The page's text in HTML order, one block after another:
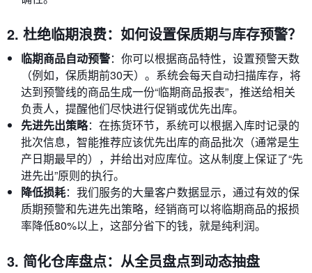
2. 杜绝临期浪费：如何设置保质期与库存预警？
临期商品自动预警：你可以根据商品特性，设置预警天数
（例如，保质期前30天）。系统会每天自动扫描库存，将
达到预警线的商品生成一份“临期商品报表”，推送给相关
负责人，提醒他们尽快进行促销或优先出库。
先进先出策略：在拣货环节，系统可以根据入库时记录的
批次信息，智能推荐应该优先出库的商品批次（通常是生
产日期最早的），并给出对应库位。这从制度上保证了“先
进先出”原则的执行。
降低损耗：我们服务的大量客户数据显示，通过有效的保
质期预警和先进先出策略，经销商可以将临期商品的报损
率降低80%以上，这部分省下的钱，就是纯利润。
3. 简化仓库盘点：从全员盘点到动态抽盘